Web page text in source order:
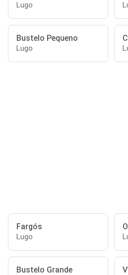
Lugo
Bustelo Pequeno
Lugo
Fargós
Lugo
Bustelo Grande